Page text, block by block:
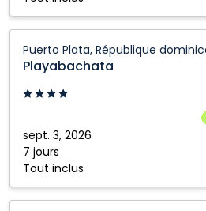
Puerto Plata, République
Playabachata
sept. 3, 2026
7 jours
Tout inclus
Puerto
Plata,
République